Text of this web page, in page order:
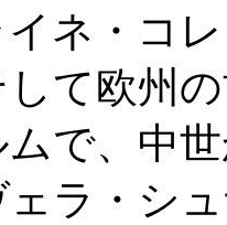
ネ・コ
して欧州
で、中
ラ・シ